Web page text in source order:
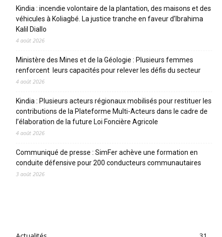
Kindia : incendie volontaire de la plantation, des maisons et des
véhicules à Koliagbé. La justice tranche en faveur d’Ibrahima
Kalil Diallo
4 août 2026
Ministère des Mines et de la Géologie : Plusieurs femmes
renforcent leurs capacités pour relever les défis du secteur
4 août 2026
Kindia : Plusieurs acteurs régionaux mobilisés pour restituer les
contributions de la Plateforme Multi-Acteurs dans le cadre de
l’élaboration de la future Loi Foncière Agricole
4 août 2026
Communiqué de presse : SimFer achève une formation en
conduite défensive pour 200 conducteurs communautaires
3 août 2026